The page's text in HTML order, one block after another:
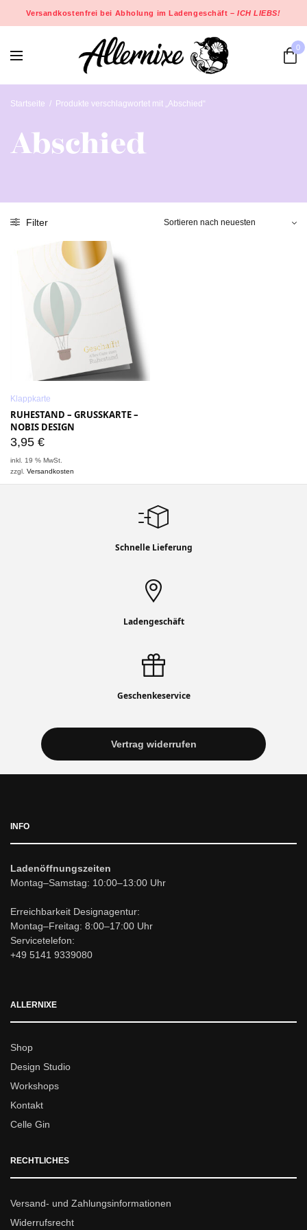
Versandkostenfrei bei Abholung im Ladengeschäft –ICH LIEBS!
0
Startseite / Produkte verschlagwortet mit „Abschied“
Abschied
Filter
Klappkarte
RUHESTAND – GRUSSKARTE – N
OBIS DESIGN
3,95 €
inkl. 19 % MwSt.
zzgl.Versandkosten
Schnelle Lieferung
Ladengeschäft
Geschenkeservice
Vertrag widerrufen
INFO
Ladenöffnungszeiten
Montag–Samstag: 10:00–13:00 Uhr
Erreichbarkeit Designagentur:
Montag–Freitag: 8:00–17:00 Uhr
Servicetelefon:
+49 5141 9339080
ALLERNIXE
Shop
Design Studio
Workshops
Kontakt
Celle Gin
RECHTLICHES
Versand- und Zahlungsinformationen
Widerrufsrecht